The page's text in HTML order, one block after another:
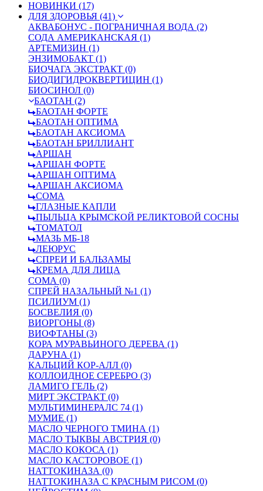
НОВИНКИ (17)
ДЛЯ ЗДОРОВЬЯ (41)
АКВАБОНУС - ПОГРАНИЧНАЯ ВОДА (2)
СОДА АМЕРИКАНСКАЯ (1)
АРТЕМИЗИН (1)
ЭНЗИМОБАКТ (1)
БИОЧАГА ЭКСТРАКТ (0)
БИОДИГИДРОКВЕРТИЦИН (1)
БИОСИНОЛ (0)
БАОТАН (2)
БАОТАН ФОРТЕ
БАОТАН ОПТИМА
БАОТАН АКСИОМА
БАОТАН БРИЛЛИАНТ
АРШАН
АРШАН ФОРТЕ
АРШАН ОПТИМА
АРШАН АКСИОМА
СОМА
ГЛАЗНЫЕ КАПЛИ
ПЫЛЬЦА КРЫМСКОЙ РЕЛИКТОВОЙ СОСНЫ
ТОМАТОЛ
МАЗЬ МБ-18
ЛЕЮРУС
СПРЕИ И БАЛЬЗАМЫ
КРЕМА ДЛЯ ЛИЦА
СОМА (0)
СПРЕЙ НАЗАЛЬНЫЙ №1 (1)
ПСИЛИУМ (1)
БОСВЕЛИЯ (0)
ВИОРГОНЫ (8)
ВИОФТАНЫ (3)
КОРА МУРАВЬИНОГО ДЕРЕВА (1)
ДАРУНА (1)
КАЛЬЦИЙ КОР-АЛЛ (0)
КОЛЛОИДНОЕ СЕРЕБРО (3)
ЛАМИГО ГЕЛЬ (2)
МИРТ ЭКСТРАКТ (0)
МУЛЬТИМИНЕРАЛС 74 (1)
МУМИЕ (1)
МАСЛО ЧЕРНОГО ТМИНА (1)
МАСЛО ТЫКВЫ АВСТРИЯ (0)
МАСЛО КОКОСА (1)
МАСЛО КАСТОРОВОЕ (1)
НАТТОКИНАЗА (0)
НАТТОКИНАЗА С КРАСНЫМ РИСОМ (0)